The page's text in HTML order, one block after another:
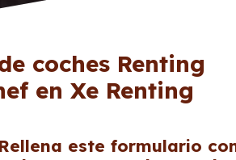
coches Renting
en Xe Renting
Rellena este formulario